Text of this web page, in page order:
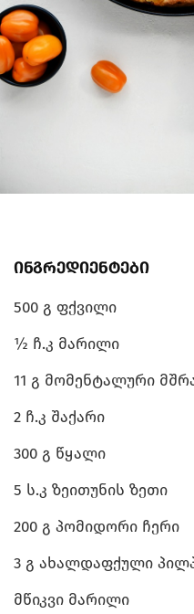
ინგრედიენტები
500 გ ფქვილი
½ ჩ.კ მარილი
11 გ მომენტალური
2 ჩ.კ შაქარი
300 გ წყალი
5 ს.კ ზეითუნის ზეთი
200 გ პომიდორი ჩერი
3 გ ახალდაფქული
მწიკვი მარილი